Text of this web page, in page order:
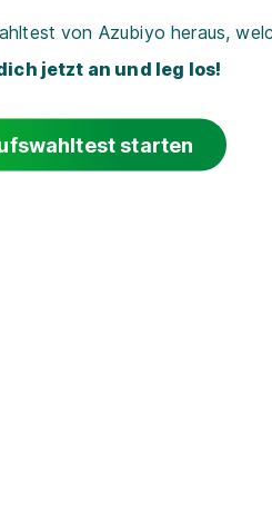
von Azubiyo heraus,
jetzt an und leg los!
starten